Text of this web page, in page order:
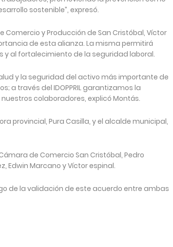
sostenible”, expresó.
Comercio y Producción de San Cristóbal, Víctor
de esta alianza. La misma permitirá
y al fortalecimiento de la seguridad laboral.
y la seguridad del activo más importante de
a través del IDOPPRIL garantizamos la
colaboradores, explicó Montás.
provincial, Pura Casilla, y el alcalde municipal,
de Comercio San Cristóbal, Pedro
Edwin Marcano y Víctor espinal.
de la validación de este acuerdo entre ambas